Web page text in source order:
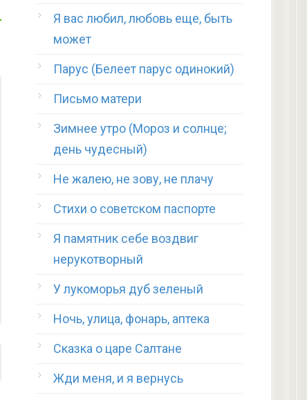
Я вас любил, любовь еще, быть
может
Парус (Белеет парус одинокий)
Письмо матери
Зимнее утро (Мороз и солнце;
день чудесный)
Не жалею, не зову, не плачу
Стихи о советском паспорте
Я памятник себе воздвиг
нерукотворный
У лукоморья дуб зеленый
Ночь, улица, фонарь, аптека
Сказка о царе Салтане
Жди меня, и я вернусь